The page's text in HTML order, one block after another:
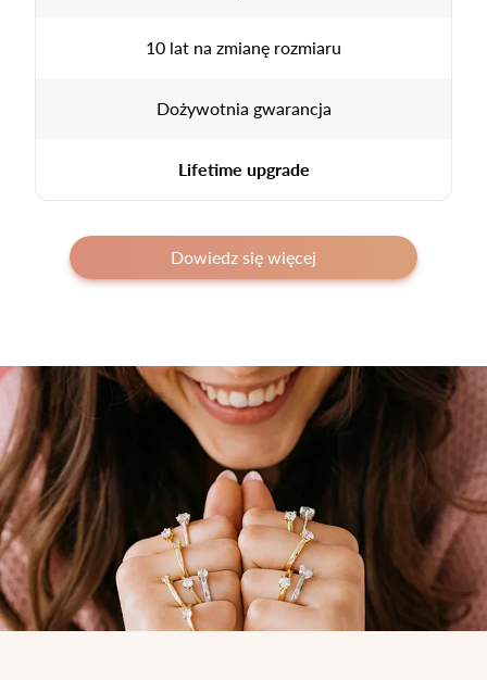
10 lat na zmianę rozmiaru
Dożywotnia gwarancja
Lifetime upgrade
Dowiedz się więcej